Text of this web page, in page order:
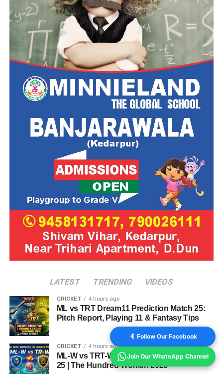
LATEST TRENDING VIDEOS
CRICKET 4 hours ago
ML vs TRT Dream11 Prediction Match 25:
Pitch Report, Playing 11 & Fantasy Tips
CRICKET 4 hours ago
ML-W vs TRT-W Dream11 Prediction Match
25 | The Hundred Women 2026
Follow Our Facebook
Join Our WhatsApp Channel